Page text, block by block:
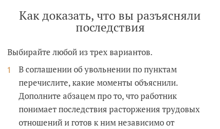
Как доказать, что вы разъясняли
последствия
Выбирайте любой из трех вариантов.
В соглашении об увольнении по пунктам
перечислите, какие моменты объяснили.
Дополните абзацем про то, что работник
понимает последствия расторжения трудовых
отношений и готов к ним независимо от